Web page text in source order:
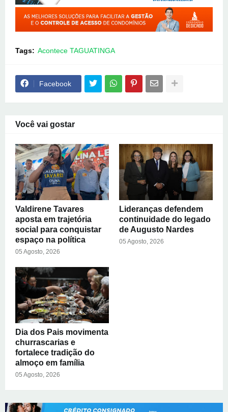
Tags: Acontece TAGUATINGA
Facebook
Você vai gostar
Valdirene Tavares
aposta em trajetória
social para conquistar
espaço na política
05 Agosto, 2026
Lideranças defendem
continuidade do legado
de Augusto Nardes
05 Agosto, 2026
Dia dos Pais movimenta
churrascarias e
fortalece tradição do
almoço em família
05 Agosto, 2026